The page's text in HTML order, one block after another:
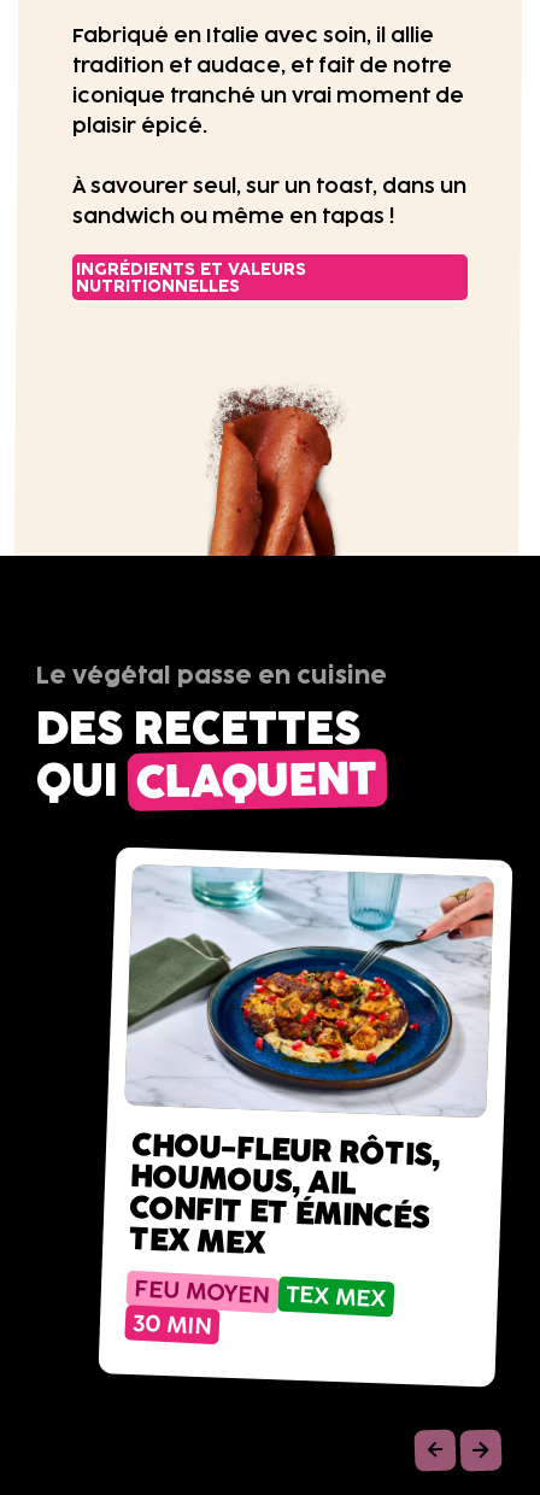
Yuka
Fabriqué en Italie avec soin, il allie
tradition et audace, et fait de notre
iconique tranché un vrai moment de
plaisir épicé.
À savourer seul, sur un toast, dans un
sandwich ou même en tapas !
INGRÉDIENTS ET VALEURS
NUTRITIONNELLES
Le végétal passe en cuisine
DES RECETTES
QUICLAQUENT
CHOU-FLEUR RÔTIS,
HOUMOUS, AIL
CONFIT ET ÉMINCÉS
TEX MEX
FEU MOYEN TEX MEX
30 MIN